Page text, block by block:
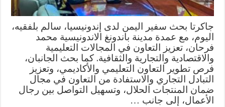
جاكرتا بحث سفير اليمن لدى إندونيسيا، سالم بلفقيه،
اليوم، مع عمدة مدينة باندونغ الاندونيسية محمد
فرحان، تعزيز التعاون في المجالات التعليمية
والاقتصادية والتجارية والثقافية. كما بحث الجانبان،
فرص تطوير التعاون التعليمي والأكاديمي، وتعزيز
التبادل التجاري والاستفادة من التعاون في مجال
ضمان المنتجات الحلال، وتسهيل التواصل بين رجال
الأعمال، إلى جانب …